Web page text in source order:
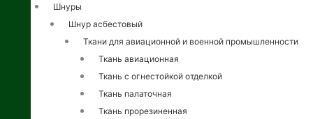
Шнуры
Шнур асбестовый
Ткани для авиационной и военной промышленности
Ткань авиационная
Ткань с огнестойкой отделкой
Ткань палаточная
Ткань прорезиненная